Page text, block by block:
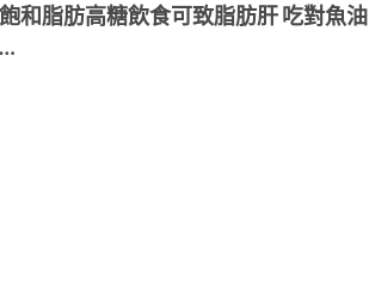
和脂肪高糖飲食可致脂肪肝 吃對魚油